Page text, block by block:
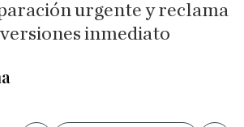
urgente y reclama
inmediato